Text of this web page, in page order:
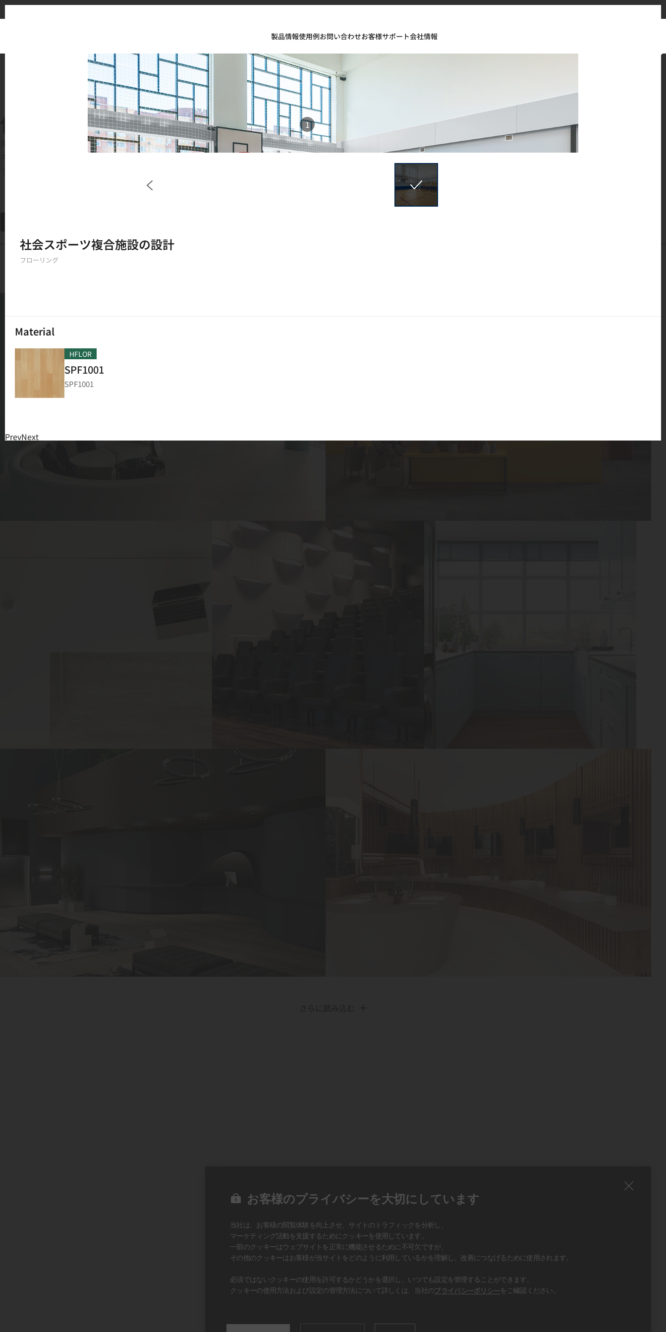
製品情報使用例お問い合わせお客様サポート会社情報
1
社会スポーツ複合施設の設計
フローリング
Material
HFLOR
SPF1001
SPF1001
PrevNext
使用イメージ
美しい商業施設や住宅空間で、LX Hausysのサーフェスが織りなすインスピレーションあふれる空間とデザイン提案をご覧ください。
キッチンやバスルームなどの主要スペースで、HIMACS ソリッドサーフェス、TERACANTO ポーセリン、そして HFLOR フローリングの魅力的な施工例をご紹介しま
結果
お客様のプライバシーを大切にしています
当社は、お客様の閲覧体験を向上させ、サイトのトラフィックを分析し、
マーケティング活動を支援するためにクッキーを使用しています。
一部のクッキーはウェブサイトを正常に機能させるために不可欠ですが、
その他のクッキーはお客様が当サイトをどのように利用しているかを理解し、改善につなげるために使用されます。
必須ではないクッキーの使用を許可するかどうかを選択し、いつでも設定を管理することができます。
クッキーの使用方法および設定の管理方法について詳しくは、当社のプライバシーポリシーをご確認ください。